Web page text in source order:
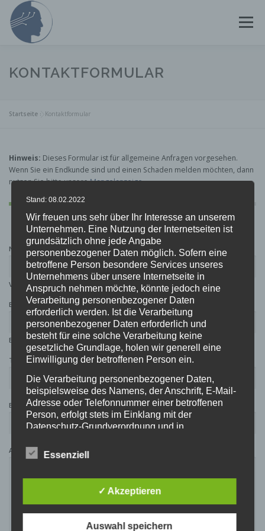
Inhalt
springen
Menü
STARTSEITE ÜBER UNS
FORMULARE BESTELLEN
MANGELANZEIGE EINREICHEN
KONTAKTFORMULAR
Startseite » Kontaktformular
Hinweis: Dieses Formular ist für allgemeine Anfragen vorgesehen.
Wenn Sie ein Endkunde sind und einen Schaden melden möchten, dann
nutzen Sie bitte unsereMangelanzeige.
NAME*
VORNAME NACHNAME
E-MAIL*
E-MAIL-ADRESSE E-MAIL BESTÄTIGEN
TELEFON
BETREFF*
ANLIEGEN
Stand: 08.02.2022
Wir freuen uns sehr über Ihr Interesse an unserem
Unternehmen. Eine Nutzung der Internetseiten ist
grundsätzlich ohne jede Angabe
personenbezogener Daten möglich. Sofern eine
betroffene Person besondere Services unseres
Unternehmens über unsere Internetseite in
Anspruch nehmen möchte, könnte jedoch eine
Verarbeitung personenbezogener Daten
erforderlich werden. Ist die Verarbeitung
personenbezogener Daten erforderlich und
besteht für eine solche Verarbeitung keine
gesetzliche Grundlage, holen wir generell eine
Einwilligung der betroffenen Person ein.
Die Verarbeitung personenbezogener Daten,
beispielsweise des Namens, der Anschrift, E-Mail-
Adresse oder Telefonnummer einer betroffenen
Person, erfolgt stets im Einklang mit der
Datenschutz-Grundverordnung und in
landesspezifischen Datenschutzbestimmungen.
Mittels dieser Datenschutzerklärung möchte unser
und Zweck der von uns erhobenen, genutzten und
verarbeiteten personenbezogenen Daten
mittels dieser Datenschutzerklärung über die ihnen
Essenziell
✓ Akzeptieren
Auswahl speichern